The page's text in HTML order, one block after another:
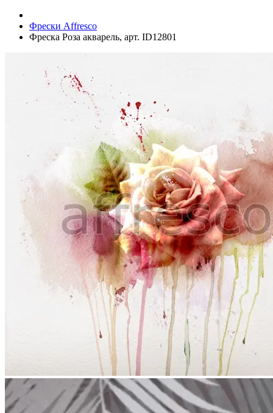
Фрески Affresco
Фреска Роза акварель, арт. ID12801